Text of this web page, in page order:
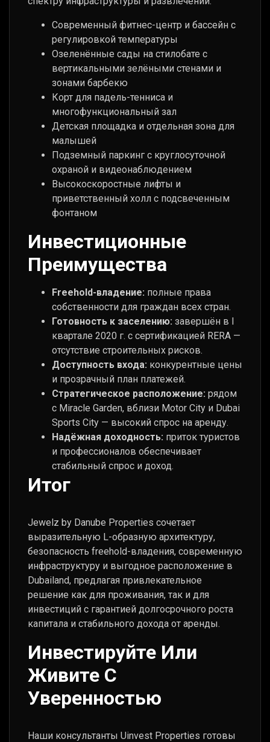
Современный фитнес-центр и бассейн с
регулировкой температуры
Озеленённые сады на стилобате с
вертикальными зелёными стенами и
зонами барбекю
Корт для падель-тенниса и
многофункциональный зал
Детская площадка и отдельная зона для
малышей
Подземный паркинг с круглосуточной
охраной и видеонаблюдением
Высокоскоростные лифты и
приветственный холл с подсвеченным
фонтаном
Инвестиционные
Преимущества
Freehold-владение: полные права
собственности для граждан всех стран.
Готовность к заселению: завершён в I
квартале 2020 г. с сертификацией RERA —
отсутствие строительных рисков.
Доступность входа: конкурентные цены
и прозрачный план платежей.
Стратегическое расположение: рядом
с Miracle Garden, вблизи Motor City и Dubai
Sports City — высокий спрос на аренду.
Надёжная доходность: приток туристов
и профессионалов обеспечивает
стабильный спрос и доход.
Итог
Jewelz by Danube Properties сочетает
выразительную L-образную архитектуру,
безопасность freehold-владения, современную
инфраструктуру и выгодное расположение в
Dubailand, предлагая привлекательное
решение как для проживания, так и для
инвестиций с гарантией долгосрочного роста
капитала и стабильного дохода от аренды.
Инвестируйте Или
Живите С
Уверенностью
Наши консультанты Uinvest Properties готовы